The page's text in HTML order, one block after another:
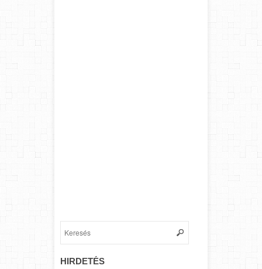
HIRDETÉS